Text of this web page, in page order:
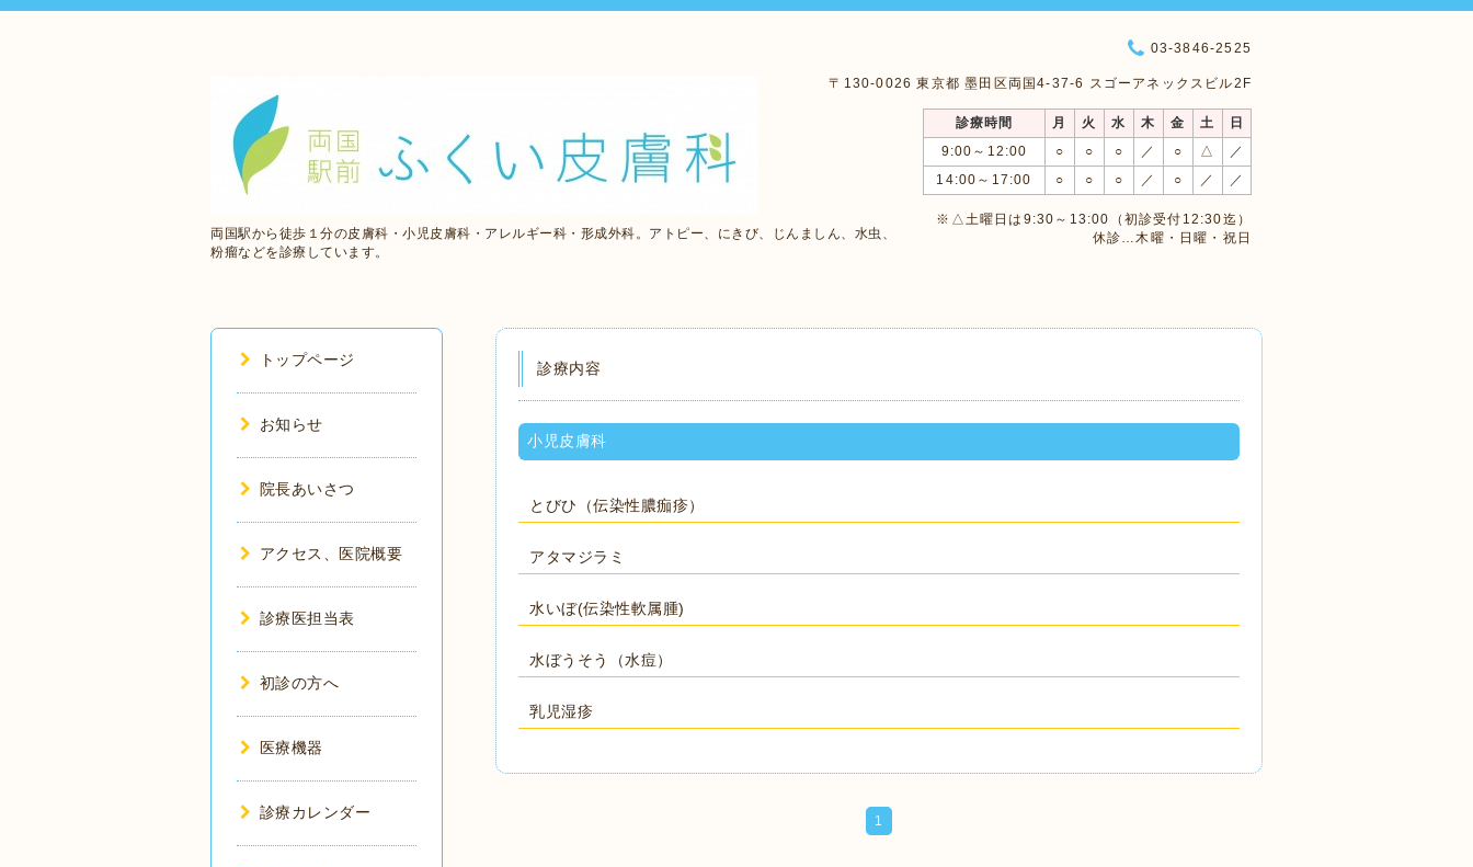
両国駅から徒歩１分の皮膚科・小児皮膚科・アレルギー科・形成外科。アトピー、にきび、じんましん、水虫、
粉瘤などを診療しています。
03-3846-2525
〒130-0026 東京都 墨田区両国4-37-6 スゴーアネックスビル2F
診療時間 月 火 水 木 金 土
日
9:00～12:00
○ ○ ○ ／ ○ △
／
14:00～17:00
○ ○ ○ ／ ○ ／ ／
※△土曜日は9:30～13:00（初診受付12:30迄）
休診…木曜・日曜・祝日
診療内容
小児皮膚科
とびひ（伝染性膿痂疹）
アタマジラミ
水いぼ(伝染性軟属腫)
水ぼうそう（水痘）
乳児湿疹
1
トップページ
お知らせ
院長あいさつ
アクセス、医院概要
診療医担当表
初診の方へ
医療機器
診療カレンダー